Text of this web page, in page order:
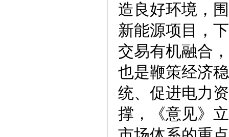
造良好环境，
新能源项目，
交易有机融合
也是鞭策经济
统、促进电力
撑，《意见》